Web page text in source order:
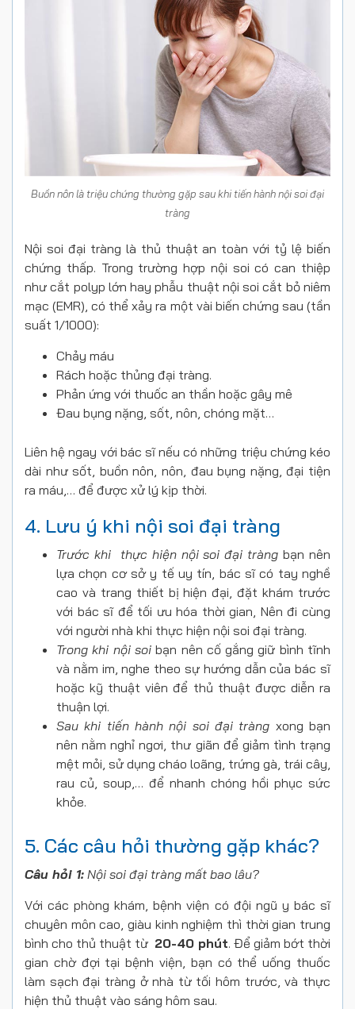
Buồn nôn là triệu chứng thường gặp sau khi tiến hành nội soi đại
tràng
Nội soi đại tràng là thủ thuật an toàn với tỷ lệ biến
chứng thấp. Trong trường hợp nội soi có can thiệp
như cắt polyp lớn hay phẫu thuật nội soi cắt bỏ niêm
mạc (EMR), có thể xảy ra một vài biến chứng sau (tần
suất 1/1000):
Chảy máu
Rách hoặc thủng đại tràng.
Phản ứng với thuốc an thần hoặc gây mê
Đau bụng nặng, sốt, nôn, chóng mặt…
Liên hệ ngay với bác sĩ nếu có những triệu chứng kéo
dài như sốt, buồn nôn, nôn, đau bụng nặng, đại tiện
ra máu,… để được xử lý kịp thời.
4. Lưu ý khi nội soi đại tràng
Trước khi thực hiện nội soi đại tràng bạn nên
lựa chọn cơ sở y tế uy tín, bác sĩ có tay nghề
cao và trang thiết bị hiện đại, đặt khám trước
với bác sĩ để tối ưu hóa thời gian, Nên đi cùng
với người nhà khi thực hiện nội soi đại tràng.
Trong khi nội soibạn nên cố gắng giữ bình tĩnh
và nằm im, nghe theo sự hướng dẫn của bác sĩ
hoặc kỹ thuật viên để thủ thuật được diễn ra
thuận lợi.
Sau khi tiến hành nội soi đại tràng xong bạn
nên nằm nghỉ ngơi, thư giãn để giảm tình trạng
mệt mỏi, sử dụng cháo loãng, trứng gà, trái cây,
rau củ, soup,… để nhanh chóng hồi phục sức
khỏe.
5. Các câu hỏi thường gặp khác?
Câu hỏi 1: Nội soi đại tràng mất bao lâu?
Với các phòng khám, bệnh viện có đội ngũ y bác sĩ
chuyên môn cao, giàu kinh nghiệm thì thời gian trung
bình cho thủ thuật từ 20-40 phút. Để giảm bớt thời
gian chờ đợi tại bệnh viện, bạn có thể uống thuốc
làm sạch đại tràng ở nhà từ tối hôm trước, và thực
hiện thủ thuật vào sáng hôm sau.